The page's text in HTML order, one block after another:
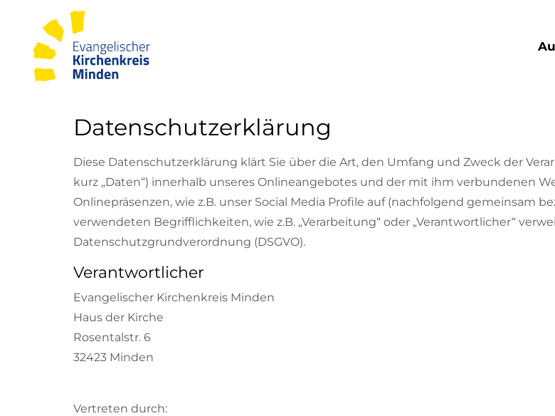
Datenschutzerklärung
Diese Datenschutzerklärung klärt Sie über die Art, den Umfang und Zweck der
kurz „Daten“) innerhalb unseres Onlineangebotes und der mit ihm verbundenen
Onlinepräsenzen, wie z.B. unser Social Media Profile auf (nachfolgend gemeinsam
verwendeten Begrifflichkeiten, wie z.B. „Verarbeitung“ oder „Verantwortlicher“
Datenschutzgrundverordnung (DSGVO).
Verantwortlicher
Evangelischer Kirchenkreis Minden
Haus der Kirche
Rosentalstr. 6
32423 Minden
Vertreten durch: